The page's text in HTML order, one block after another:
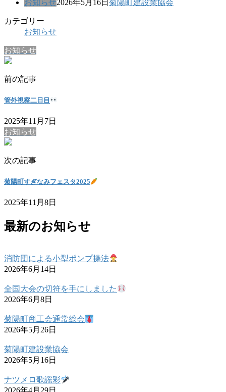
お知らせ2026年5月16日 菊陽町建設業協会
カテゴリー
お知らせ
お知らせ
前の記事
管外視察二日目
2025年11月7日
お知らせ
次の記事
菊陽町すぎなみフェスタ2025
2025年11月8日
最新のお知らせ
消防団による小型ポンプ操法
2026年6月14日
全国大会の切符を手にしました
2026年6月8日
菊陽町商工会通常総会
2026年5月26日
菊陽町建設業協会
2026年5月16日
ナツメロ歌謡彩